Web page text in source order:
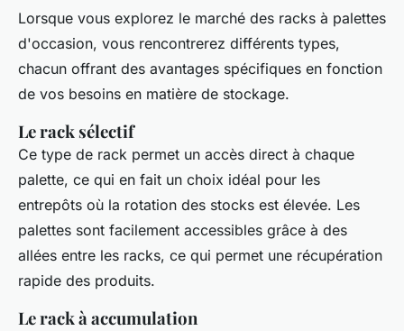
Lorsque vous explorez le marché des racks à palettes
d'occasion, vous rencontrerez différents types,
chacun offrant des avantages spécifiques en fonction
de vos besoins en matière de stockage.
Le rack sélectif
Ce type de rack permet un accès direct à chaque
palette, ce qui en fait un choix idéal pour les
entrepôts où la rotation des stocks est élevée. Les
palettes sont facilement accessibles grâce à des
allées entre les racks, ce qui permet une récupération
rapide des produits.
Le rack à accumulation